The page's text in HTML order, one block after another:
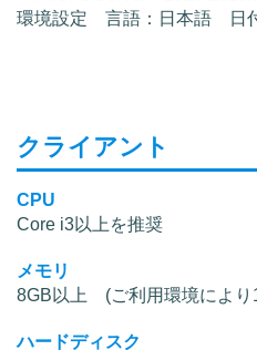
環境設定 言語：日本語 日
クライアント
CPU
Core i3以上を推奨
メモリ
8GB以上 (ご利用環境により
ハードディスク